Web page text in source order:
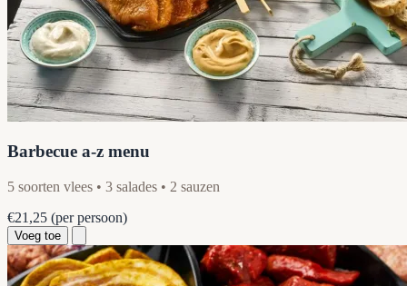
Barbecue a-z menu
5 soorten vlees • 3 salades • 2 sauzen
€21,25 (per persoon)
Voeg toe